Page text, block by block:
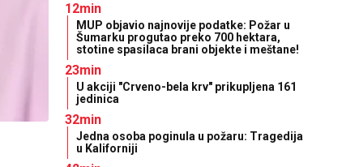
12min
MUP objavio najnovije podatke: Požar u
Šumarku progutao preko 700 hektara,
stotine spasilaca brani objekte i meštane!
23min
U akciji "Crveno-bela krv" prikupljena 161
jedinica
32min
Jedna osoba poginula u požaru: Tragedija
u Kaliforniji